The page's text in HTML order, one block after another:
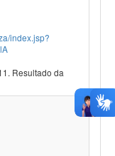
index.jsp?
Resultado da